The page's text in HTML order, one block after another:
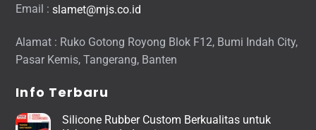
Email :slamet@mjs.co.id
Alamat : Ruko Gotong Royong Blok F12, Bumi Indah City,
Pasar Kemis, Tangerang, Banten
Info Terbaru
Silicone Rubber Custom Berkualitas untuk